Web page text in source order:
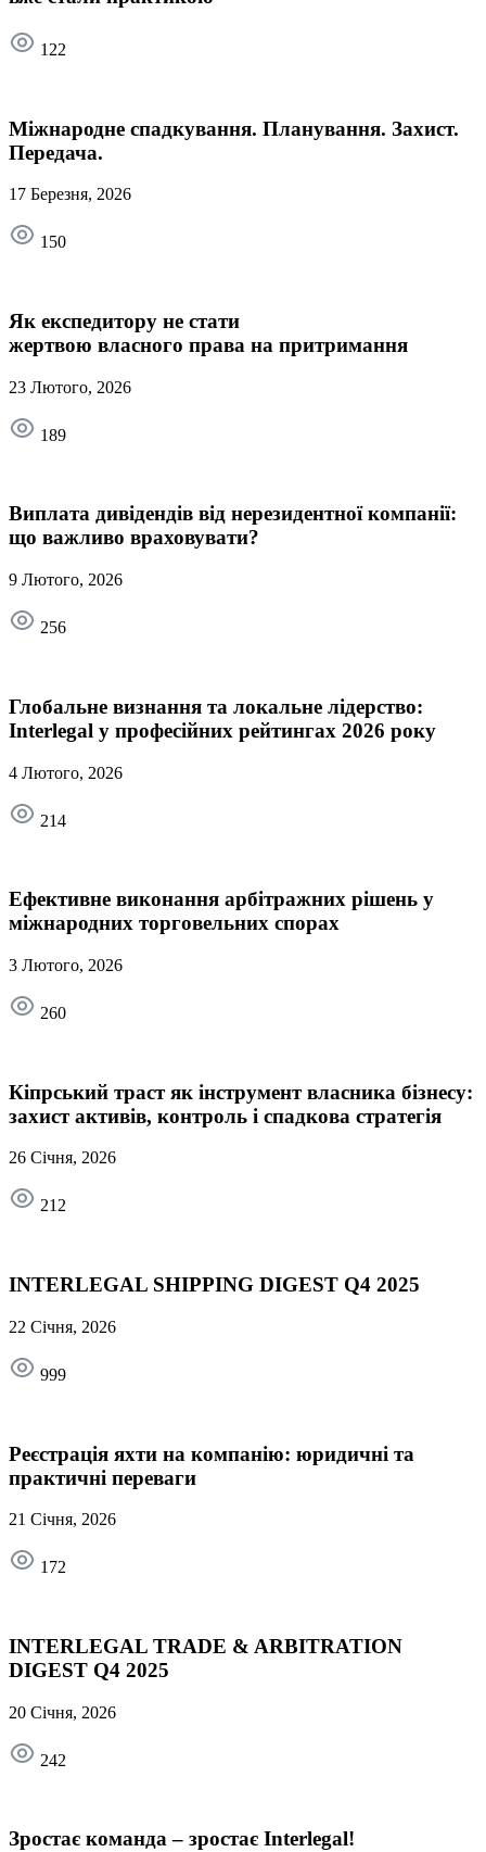
122
Міжнародне спадкування. Планування. Захист.
Передача.
17 Березня, 2026
150
Як експедитору не стати
жертвою власного права на притримання
23 Лютого, 2026
189
Виплата дивідендів від нерезидентної компанії:
що важливо враховувати?
9 Лютого, 2026
256
Глобальне визнання та локальне лідерство:
Interlegal у професійних рейтингах 2026 року
4 Лютого, 2026
214
Ефективне виконання арбітражних рішень у
міжнародних торговельних спорах
3 Лютого, 2026
260
Кіпрський траст як інструмент власника бізнесу:
захист активів, контроль і спадкова стратегія
26 Січня, 2026
212
INTERLEGAL SHIPPING DIGEST Q4 2025
22 Січня, 2026
999
Реєстрація яхти на компанію: юридичні та
практичні переваги
21 Січня, 2026
172
INTERLEGAL TRADE & ARBITRATION
DIGEST Q4 2025
20 Січня, 2026
242
Зростає команда – зростає Interlegal!